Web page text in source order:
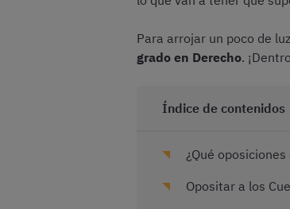
Para arrojar un poco de
grado en Derecho.
Índice de contenidos
¿Qué
Opositar a los